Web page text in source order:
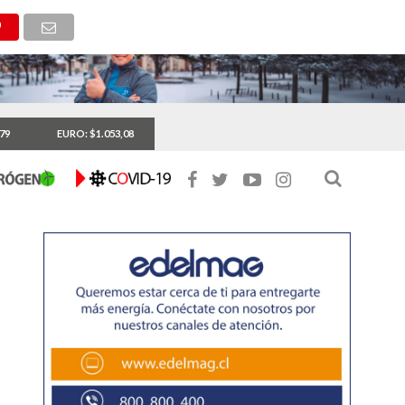
EURO: $1.053,08